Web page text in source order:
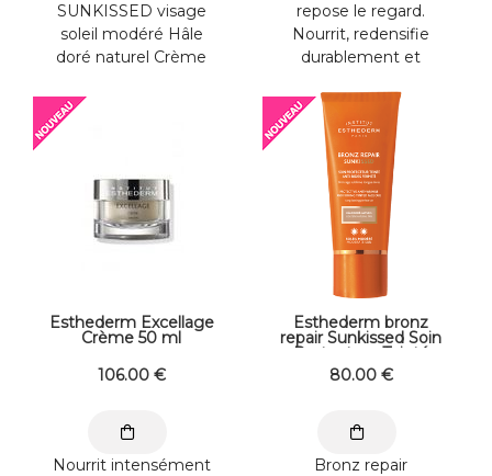
SUNKISSED visage
soleil modéré Hâle
doré naturel Crème
anti-rides fermeté : ...
repose le regard.
Nourrit, redensifie
durablement et
contour des yeux.
Texture crème ...
Esthederm Excellage
Crème 50 ml
106.00 €
Nourrit intensément
Esthederm bronz
repair Sunkissed Soin
Protecteur Teinté
Anti-rides fermeté
Soleil Modéré 50 ml
80.00 €
Bronz repair